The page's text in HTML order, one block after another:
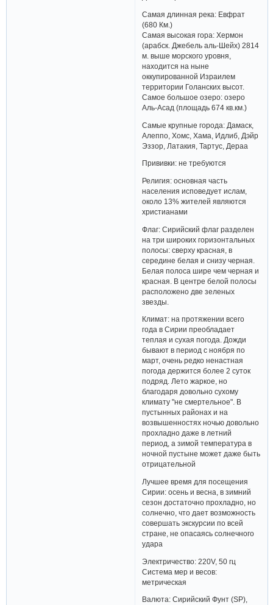
Самая длинная река: Евфрат
(680 Км.)
Самая высокая гора: Хермон
(арабск. Джебель аль-Шейх) 2814
м. выше морского уровня,
находится на ныне
оккупированной Израилем
территории Голанских высот.
Самое большое озеро: озеро
Аль-Асад (площадь 674 кв.км.)
Самые крупные города: Дамаск,
Алеппо, Хомс, Хама, Идлиб, Дэйр
Эззор, Латакия, Тартус, Дераа
Прививки: не требуются
Религия: основная часть
населения исповедует ислам,
около 13% жителей являются
христианами
Флаг: Сирийский флаг разделен
на три широких горизонтальных
полосы: сверху красная, в
середине белая и снизу черная.
Белая полоса шире чем черная и
красная. В центре белой полосы
расположено две зеленых
звезды.
Климат: на протяжении всего
года в Сирии преобладает
теплая и сухая погода. Дожди
бывают в период с ноября по
март, очень редко ненастная
погода держится более 2 суток
подряд. Лето жаркое, но
благодаря довольно сухому
климату "не смертельное". В
пустынных районах и на
возвышенностях ночью довольно
прохладно даже в летний
период, а зимой температура в
ночной пустыне может даже быть
отрицательной
Лучшее время для посещения
Сирии: осень и весна, в зимний
сезон достаточно прохладно, но
солнечно, что дает возможность
совершать экскурсии по всей
стране, не опасаясь солнечного
удара
Электричество: 220V, 50 гц
Система мер и весов:
метрическая
Валюта: Сирийский Фунт (SP),